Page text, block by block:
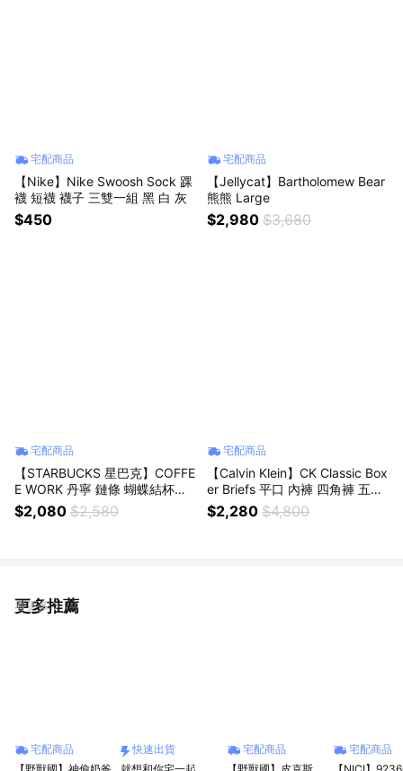
宅配商品
【Nike】Nike Swoosh Sock 踝
襪 短襪 襪子 三雙一組 黑 白 灰
$450
宅配商品
【Jellycat】Bartholomew Bear
熊熊 Large
$2,980 $3,680
宅配商品
【STARBUCKS 星巴克】COFFE
E WORK 丹寧 鏈條 蝴蝶結杯袋
保溫杯 460ML
$2,080 $2,580
宅配商品
【Calvin Klein】CK Classic Box
er Briefs 平口 內褲 四角褲 五件
組
$2,280 $4,800
更多推薦
看更多
宅配商品
快速出貨
宅配商品
宅配商品